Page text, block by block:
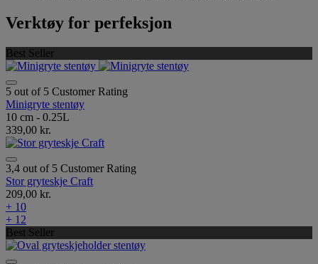
Verktøy for perfeksjon
Best Seller
5 out of 5 Customer Rating
Minigryte stentøy
10 cm - 0.25L
339,00 kr.
3,4 out of 5 Customer Rating
Stor gryteskje Craft
209,00 kr.
+ 10
+ 12
Best Seller